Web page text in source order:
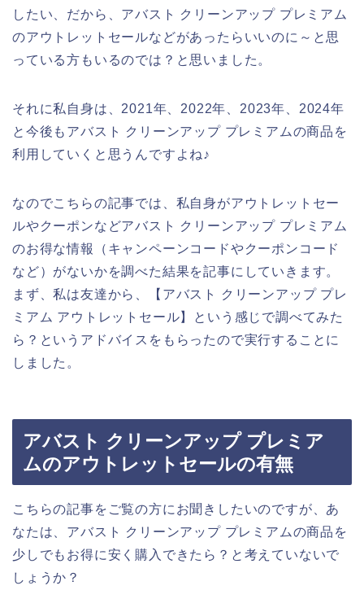
したい、だから、アバスト クリーンアップ プレミアム
のアウトレットセールなどがあったらいいのに～と思
っている方もいるのでは？と思いました。
それに私自身は、2021年、2022年、2023年、2024年
と今後もアバスト クリーンアップ プレミアムの商品を
利用していくと思うんですよね♪
なのでこちらの記事では、私自身がアウトレットセー
ルやクーポンなどアバスト クリーンアップ プレミアム
のお得な情報（キャンペーンコードやクーポンコード
など）がないかを調べた結果を記事にしていきます。
まず、私は友達から、【アバスト クリーンアップ プレ
ミアム アウトレットセール】という感じで調べてみた
ら？というアドバイスをもらったので実行することに
しました。
アバスト クリーンアップ プレミア
ムのアウトレットセールの有無
こちらの記事をご覧の方にお聞きしたいのですが、あ
なたは、アバスト クリーンアップ プレミアムの商品を
少しでもお得に安く購入できたら？と考えていないで
しょうか？